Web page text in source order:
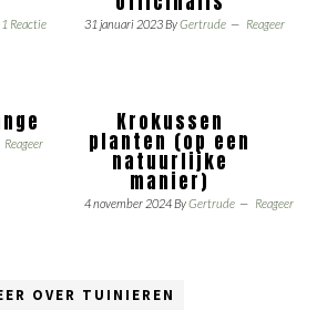
1 Reactie 31 januari 2023ByGertrude Reageer
Reageer
Krokussen
planten (op een
natuurlijke
manier)
4 november 2024ByGertrude Reageer
OVER TUINIEREN